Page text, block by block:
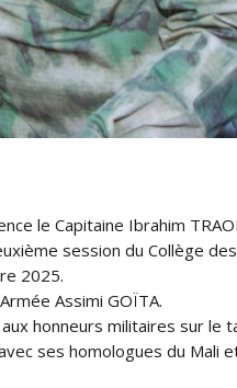
le Capitaine Ibrahim
session du Collège
2025.
Assimi GOÏTA.
honneurs militaires sur le
ses homologues du Mali